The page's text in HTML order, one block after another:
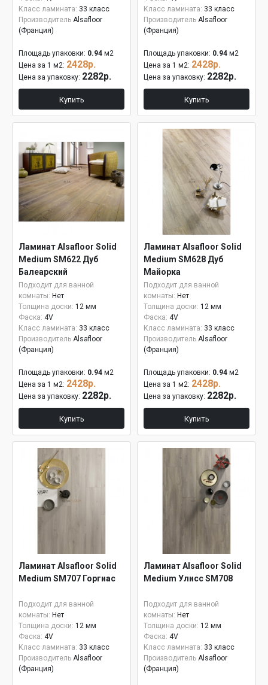
Класс ламината: 33 класс
Производитель Alsafloor
(Франция)
Площадь упаковки: 0.94 м2
Цена за 1 м2: 2428р.
Цена за упаковку: 2282р.
Купить
Класс ламината: 33 класс
Производитель Alsafloor
(Франция)
Площадь упаковки: 0.94 м2
Цена за 1 м2: 2428р.
Цена за упаковку: 2282р.
Купить
Ламинат Alsafloor Solid
Medium SM622 Дуб
Балеарский
Подходит для ванной
комнаты: Нет
Толщина доски: 12 мм
Фаска: 4V
Класс ламината: 33 класс
Производитель Alsafloor
(Франция)
Площадь упаковки: 0.94 м2
Цена за 1 м2: 2428р.
Цена за упаковку: 2282р.
Купить
Ламинат Alsafloor Solid
Medium SM628 Дуб
Майорка
Подходит для ванной
комнаты: Нет
Толщина доски: 12 мм
Фаска: 4V
Класс ламината: 33 класс
Производитель Alsafloor
(Франция)
Площадь упаковки: 0.94 м2
Цена за 1 м2: 2428р.
Цена за упаковку: 2282р.
Купить
Ламинат Alsafloor Solid
Medium SM707 Горгиас
Подходит для ванной
комнаты: Нет
Толщина доски: 12 мм
Фаска: 4V
Класс ламината: 33 класс
Производитель Alsafloor
(Франция)
Ламинат Alsafloor Solid
Medium Улисс SM708
Подходит для ванной
комнаты: Нет
Толщина доски: 12 мм
Фаска: 4V
Класс ламината: 33 класс
Производитель Alsafloor
(Франция)